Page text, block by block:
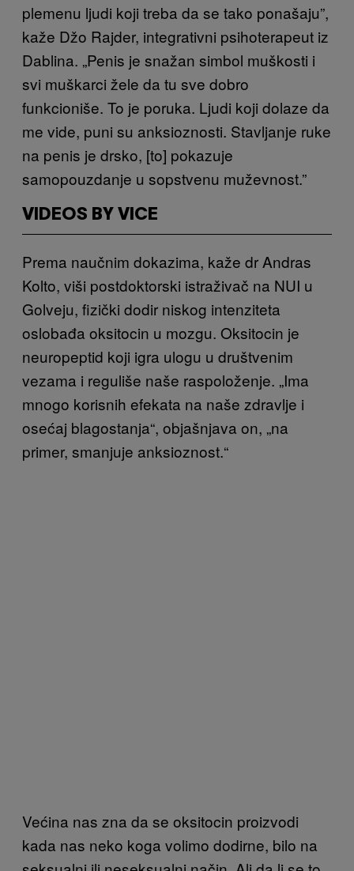
plemenu ljudi koji treba da se tako ponašaju”,
kaže Džo Rajder, integrativni psihoterapeut iz
Dablina. „Penis je snažan simbol muškosti i
svi muškarci žele da tu sve dobro
funkcioniše. To je poruka. Ljudi koji dolaze da
me vide, puni su anksioznosti. Stavljanje ruke
na penis je drsko, [to] pokazuje
samopouzdanje u sopstvenu muževnost.”
VIDEOS BY VICE
Prema naučnim dokazima, kaže dr Andras
Kolto, viši postdoktorski istraživač na NUI u
Golveju, fizički dodir niskog intenziteta
oslobađa oksitocin u mozgu. Oksitocin je
neuropeptid koji igra ulogu u društvenim
vezama i reguliše naše raspoloženje. „Ima
mnogo korisnih efekata na naše zdravlje i
osećaj blagostanja“, objašnjava on, „na
primer, smanjuje anksioznost.“
Većina nas zna da se oksitocin proizvodi
kada nas neko koga volimo dodirne, bilo na